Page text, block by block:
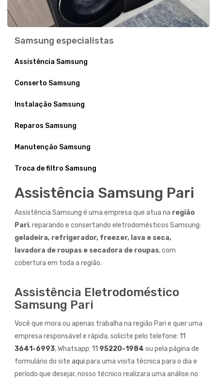
Samsung especialistas
Assistência Samsung
Conserto Samsung
Instalação Samsung
Reparos Samsung
Manutenção Samsung
Troca de filtro Samsung
Assistência Samsung Pari
Assistência Samsung é uma empresa que atua na região
Pari, reparando e consertando eletrodomésticos Samsung:
geladeira, refrigerador, freezer, lava e seca,
lavadora de roupas e secadora de roupas, com
cobertura em toda a região.
Assistência Eletrodoméstico
Samsung Pari
Você que mora ou apenas trabalha na região Pari e quer uma
empresa responsável e rápida, solicite pelo telefone: 11
3641-6993, Whatsapp: 11 95220-1984 ou pela página de
formulário do site aqui para uma visita técnica para o dia e
período que desejar, nosso técnico realizara uma análise no